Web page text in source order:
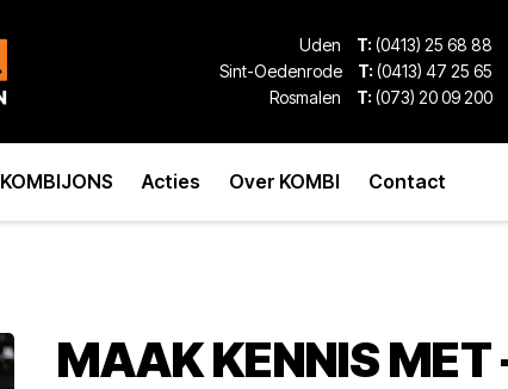
Uden T: (0413) 25 68 88
Sint-Oedenrode
T: (0413) 47 25 65
Rosmalen
T: (073) 20 09 200
KOMBIJONS Acties Over KOMBI Contact
MAAK KENNIS MET